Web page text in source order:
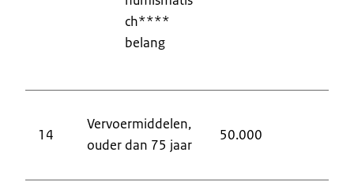
ch****
belang
14
Vervoermiddelen,
ouder dan 75 jaar
50.000